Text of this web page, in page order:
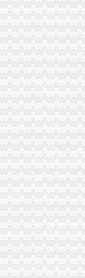
22_重庆代理记账,重
重庆代理记账报税公
重庆哪里可以代理报
重庆代理公司建账,重
重庆代理记账报税流
【全重庆代理公司注
重庆工商*办,重庆公
【重庆会计代理记账
【全重庆代理公司注
全重庆代理公司注册
【代理重庆全市营业
【重庆代理记账、代
重庆代理记账公司_财
重庆纳税申报：代账
重庆代理记账：代理
重庆记账报税_代理记
重庆云网客告诉你会
重庆工商注册代理,重
【重庆代理新、分公
重庆低的价代理记账
重庆云网客讲解会计
重庆全城低价代理记
重庆各区财务会计代